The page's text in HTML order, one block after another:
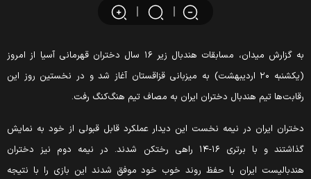
به گزارش میدان، مسابقات هندبال زیر ۱۶ سال دختران قهرمانی آسیا از امروز
(یکشنبه ۲۰ اردیبهشت) به میزبانی قزاقستان آغاز شد و در نخستین روز این
تیم هندبال دختران ایران به مصاف تیم هنگ‌کنگ رفت.
ایران در نیمه نخست این دیدار عملکرد قابل قبولی از خود به نمایش
گذاشتند و با برتری ۱۶-۱۴ راهی رختکن شدند. در نیمه دوم نیز دختران
ایران با حفظ روند خوب خود موفق شدند این بازی را با نتیجه